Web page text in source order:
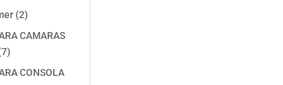
22
productos
CAMARAS
77
productos
CONSOLA